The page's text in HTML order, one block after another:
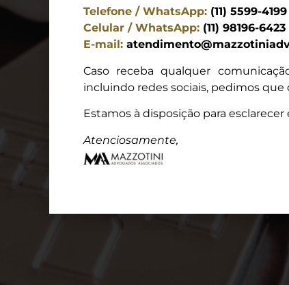
Telefone / WhatsApp:(11) 5599-4199
Celular / WhatsApp:(11) 98196-6423
E-mail:
Caso receba qualquer
incluindo redes sociais, pedimos que
Estamos à disposição para
Atenciosamente,